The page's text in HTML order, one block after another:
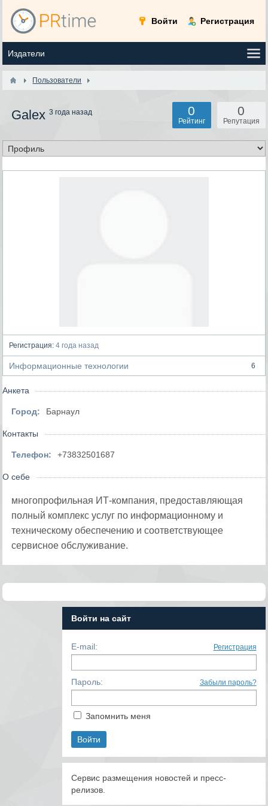
Войти Регистрация
Пользователи
Galex3 года назад 0
Репутация
0
Рейтинг
Регистрация: 4 года назад
Информационные технологии 6
Анкета
Город: Барнаул
Контакты
Телефон: +73832501687
О себе
многопрофильная ИТ-компания, предоставляющая
полный комплекс услуг по информационному и
техническому обеспечению и соответствующее
сервисное обслуживание.
Войти на сайт
E-mail: Регистрация
Пароль: Забыли пароль?
Запомнить меня
Сервис размещения новостей и пресс-
релизов.